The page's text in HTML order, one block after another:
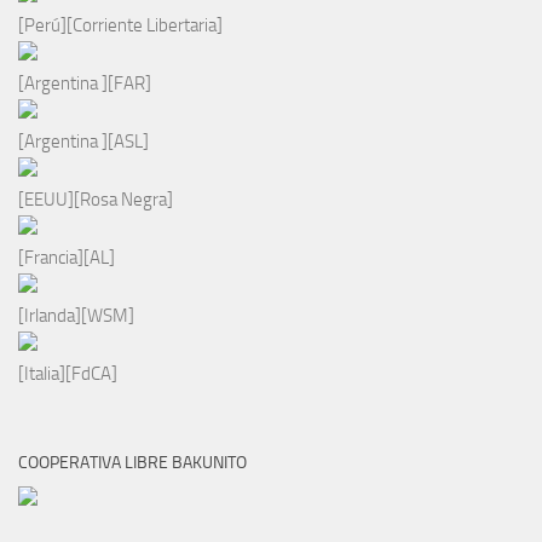
[Perú][Corriente Libertaria]
[Argentina ][FAR]
[Argentina ][ASL]
[EEUU][Rosa Negra]
[Francia][AL]
[Irlanda][WSM]
[Italia][FdCA]
COOPERATIVA LIBRE BAKUNITO